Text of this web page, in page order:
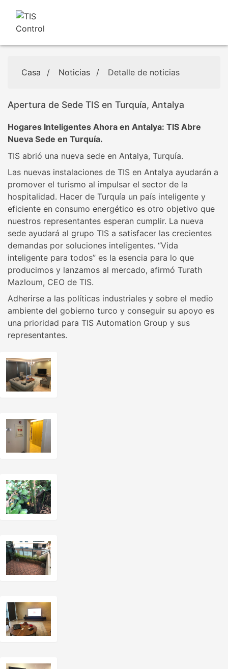
Casa / Noticias / Detalle de noticias
Apertura de Sede TIS en Turquía, Antalya
Hogares Inteligentes Ahora en Antalya: TIS Abre
Nueva Sede en Turquía.
TIS abrió una nueva sede en Antalya, Turquía.
Las nuevas instalaciones de TIS en Antalya ayudarán a
promover el turismo al impulsar el sector de la
hospitalidad. Hacer de Turquía un país inteligente y
eficiente en consumo energético es otro objetivo que
nuestros representantes esperan cumplir. La nueva
sede ayudará al grupo TIS a satisfacer las crecientes
demandas por soluciones inteligentes. “Vida
inteligente para todos” es la esencia para lo que
producimos y lanzamos al mercado, afirmó Turath
Mazloum, CEO de TIS.
Adherirse a las políticas industriales y sobre el medio
ambiente del gobierno turco y conseguir su apoyo es
una prioridad para TIS Automation Group y sus
representantes.